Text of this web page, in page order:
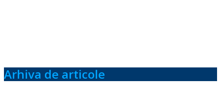
Arhiva de articole